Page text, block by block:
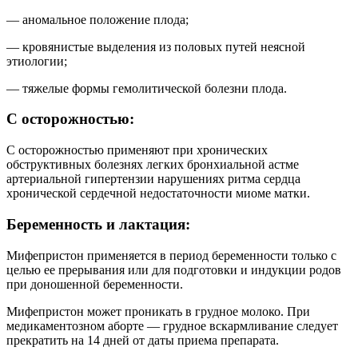
— аномальное положение плода;
— кровянистые выделения из половых путей неясной
этиологии;
— тяжелые формы гемолитической болезни плода.
С осторожностью:
С осторожностью применяют при хронических
обструктивных болезнях легких бронхиальной астме
артериальной гипертензии нарушениях ритма сердца
хронической сердечной недостаточности миоме матки.
Беременность и лактация:
Мифепристон применяется в период беременности только с
целью ее прерывания или для подготовки и индукции родов
при доношенной беременности.
Мифепристон может проникать в грудное молоко. При
медикаментозном аборте — грудное вскармливание следует
прекратить на 14 дней от даты приема препарата.